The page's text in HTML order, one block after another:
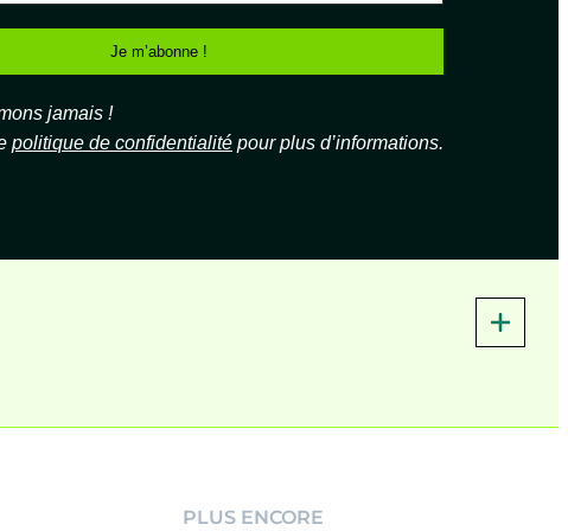
jamais !
politique de confidentialité pour plus d’informations.
PLUS ENCORE